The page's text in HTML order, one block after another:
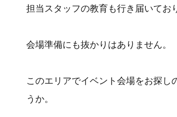
担当スタッフの教育も行き届いてお
会場準備にも抜かりはありません。
このエリアでイベント会場をお探し
うか。